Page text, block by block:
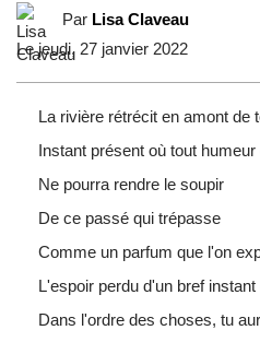
Par Lisa Claveau
Le jeudi, 27 janvier 2022
La rivière rétrécit en amont de
Instant présent où tout
Ne pourra rendre le soupir
De ce passé qui trépasse
Comme un parfum que l'on
L'espoir perdu d'un bref
Dans l'ordre des choses, tu